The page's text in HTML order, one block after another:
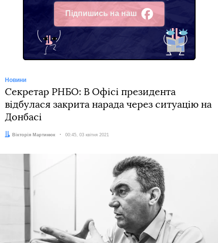
Підпишись на наш
Facebook
Новини
Секретар РНБО: В Офісі президента
відбулася закрита нарада через ситуацію на
Донбасі
Автор:Вікторія Мартинюк Дата:
00:45, 03 квітня 2021